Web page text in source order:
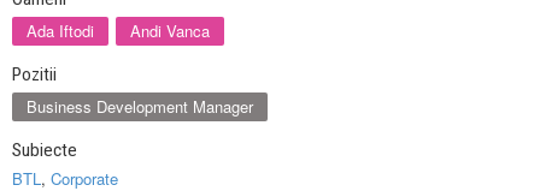
Ada Iftodi Andi Vanca
Pozitii
Business Development Manager
Subiecte
BTL , Corporate